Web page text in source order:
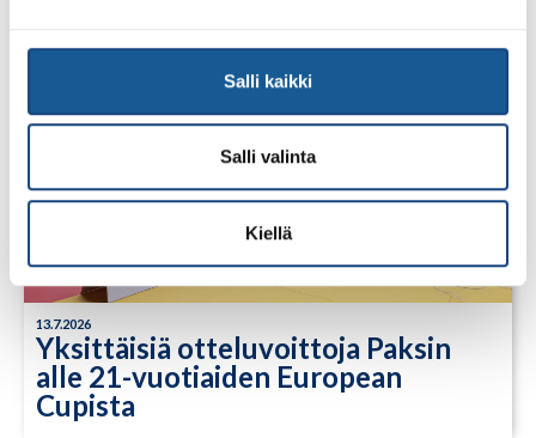
Salli kaikki
Salli valinta
Kiellä
13.7.2026
Yksittäisiä otteluvoittoja Paksin
alle 21-vuotiaiden European
Cupista